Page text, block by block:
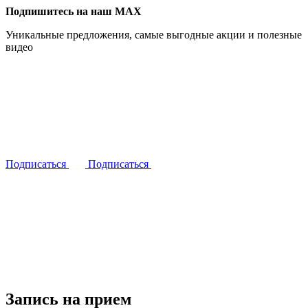
Подпишитесь на наш MAX
Уникальные предложения, самые выгодные акции и полезные
видео
Подписаться Подписаться
Запись на прием